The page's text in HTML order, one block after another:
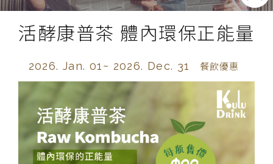
活酵康普茶 體內環保正能量
2026. Jan. 01~ 2026. Dec. 31 餐飲優惠